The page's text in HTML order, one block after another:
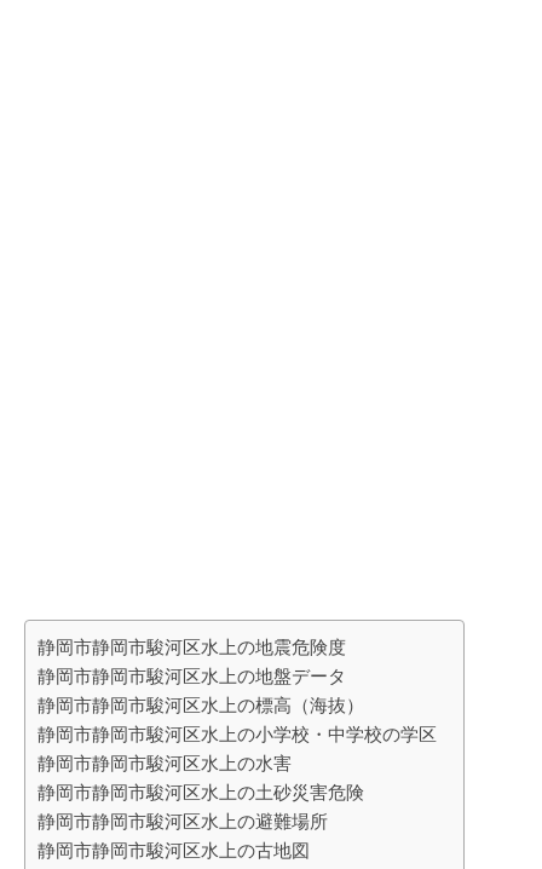
静岡市静岡市駿河区水上の地震危険度
静岡市静岡市駿河区水上の地盤データ
静岡市静岡市駿河区水上の標高（海抜）
静岡市静岡市駿河区水上の小学校・中学校の学区
静岡市静岡市駿河区水上の水害
静岡市静岡市駿河区水上の土砂災害危険
静岡市静岡市駿河区水上の避難場所
静岡市静岡市駿河区水上の古地図